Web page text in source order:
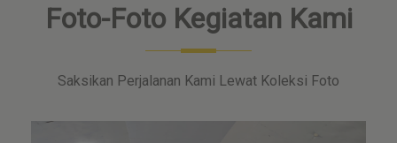
Foto-Foto Kegiatan Kami
Saksikan Perjalanan Kami Lewat Koleksi Foto